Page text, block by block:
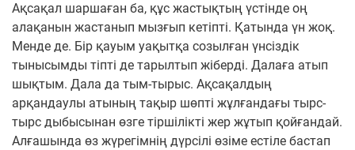
Ақсақал шаршаған ба, құс жастықтың үстінде оң
алақанын жастанып мызғып кетіпті. Қатында үн жоқ.
Менде де. Бір қауым уақытқа созылған үнсіздік
тынысымды тіпті де тарылтып жіберді. Далаға атып
шықтым. Дала да тым-тырыс. Ақсақалдың
арқандаулы атының тақыр шөпті жұлғандағы тырс-
тырс дыбысынан өзге тіршілікті жер жұтып қойғандай.
Алғашында өз жүрегімнің дүрсілі өзіме естіле бастап